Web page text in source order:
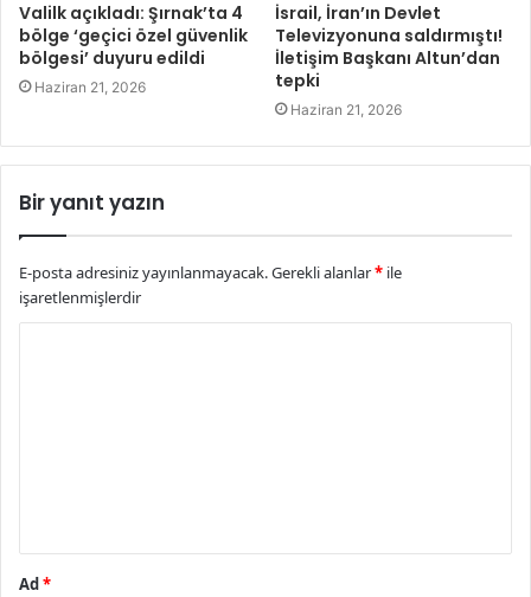
Valilk açıkladı: Şırnak’ta 4
bölge ‘geçici özel güvenlik
bölgesi’ duyuru edildi
Haziran 21, 2026
İsrail, İran’ın Devlet
Televizyonuna saldırmıştı!
İletişim Başkanı Altun’dan
tepki
Haziran 21, 2026
Bir yanıt yazın
E-posta adresiniz yayınlanmayacak.Gerekli alanlar* ile
işaretlenmişlerdir
Ad*